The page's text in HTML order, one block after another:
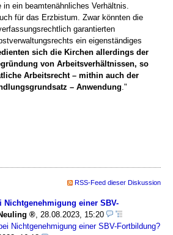
ein beamtenähnliches Verhältnis.
für das Erzbistum. Zwar könnten die
garantierten
ein eigenständiges
sich die Kirchen allerdings der
von Arbeitsverhältnissen, so
Arbeitsrecht – mithin auch der
– Anwendung ."
RSS-Feed dieser Diskussion
Nichtgenehmigung einer SBV-
, 28.08.2023, 15:20
Nichtgenehmigung einer SBV-Fortbildung?